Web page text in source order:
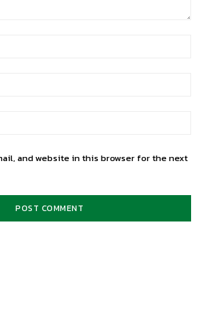
and website in this browser for the next